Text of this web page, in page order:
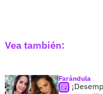
Vea también:
Farándula